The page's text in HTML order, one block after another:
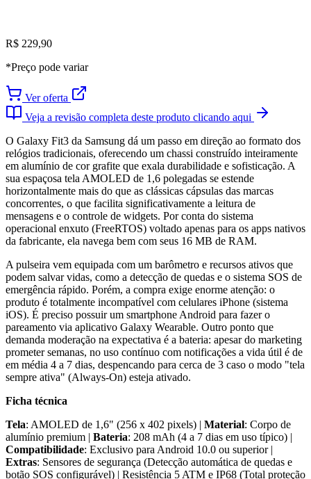
R$ 229,90
*Preço pode variar
Ver oferta
Veja a revisão completa deste produto clicando aqui
O Galaxy Fit3 da Samsung dá um passo em direção ao formato dos
relógios tradicionais, oferecendo um chassi construído inteiramente
em alumínio de cor grafite que exala durabilidade e sofisticação. A
sua espaçosa tela AMOLED de 1,6 polegadas se estende
horizontalmente mais do que as clássicas cápsulas das marcas
concorrentes, o que facilita significativamente a leitura de
mensagens e o controle de widgets. Por conta do sistema
operacional enxuto (FreeRTOS) voltado apenas para os apps nativos
da fabricante, ela navega bem com seus 16 MB de RAM.
A pulseira vem equipada com um barômetro e recursos ativos que
podem salvar vidas, como a detecção de quedas e o sistema SOS de
emergência rápido. Porém, a compra exige enorme atenção: o
produto é totalmente incompatível com celulares iPhone (sistema
iOS). É preciso possuir um smartphone Android para fazer o
pareamento via aplicativo Galaxy Wearable. Outro ponto que
demanda moderação na expectativa é a bateria: apesar do marketing
prometer semanas, no uso contínuo com notificações a vida útil é de
em média 4 a 7 dias, despencando para cerca de 3 caso o modo "tela
sempre ativa" (Always-On) esteja ativado.
Ficha técnica
Tela: AMOLED de 1,6" (256 x 402 pixels) | Material: Corpo de
alumínio premium | Bateria: 208 mAh (4 a 7 dias em uso típico) |
Compatibilidade: Exclusivo para Android 10.0 ou superior |
Extras: Sensores de segurança (Detecção automática de quedas e
botão SOS configurável) | Resistência 5 ATM e IP68 (Total proteção